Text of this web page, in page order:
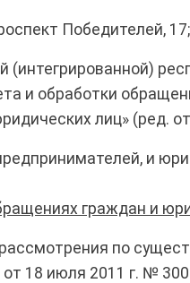
Победителей, 17;
(интегрированной)
и обработки
лиц» (ред.
и
граждан и
по
18 июля 2011 г. №